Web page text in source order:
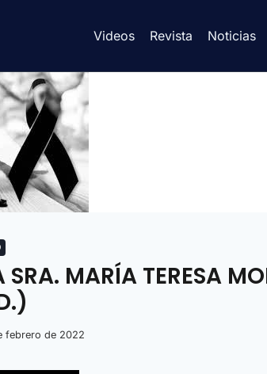
Videos Revista Noticias
MARÍA TERESA
febrero de 2022